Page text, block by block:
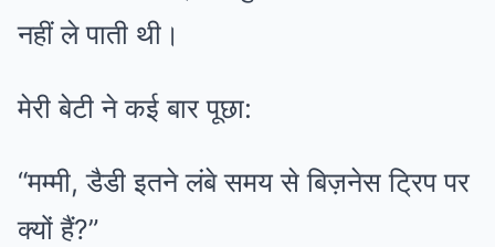
नहीं ले पाती थी।
मेरी बेटी ने कई बार पूछा:
“मम्मी, डैडी इतने लंबे समय से बिज़नेस ट्रिप पर
क्यों हैं?”